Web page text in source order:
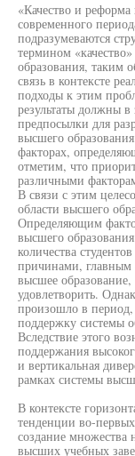
«Качество и
современного
подразумеваются
термином
образования, таким
связь в контексте
подходы к этим
результаты должны в
предпосылки для
высшего
факторах,
отметим, что
различными
В связи с этим
области высшего
Определяющим
высшего
количества
причинами, главным
высшее образование,
удовлетворить.
произошло в период,
поддержку системы
Вследствие этого
поддержания
и вертикальная
рамках системы
В контексте
тенденции во-
создание
высших учебных